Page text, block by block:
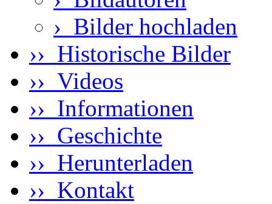
› Bilder hochladen
›› Historische Bilder
›› Videos
›› Informationen
›› Geschichte
›› Herunterladen
›› Kontakt